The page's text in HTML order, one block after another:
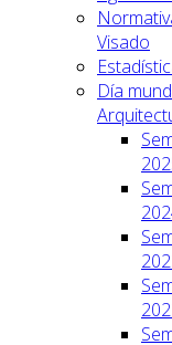
Visado
Día